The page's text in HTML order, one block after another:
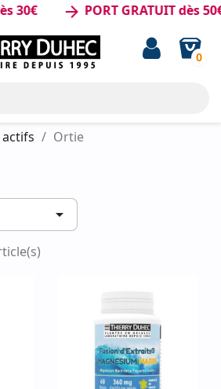
30€ arrow_forwardPORT GRATUIT dès
0
Ortie
